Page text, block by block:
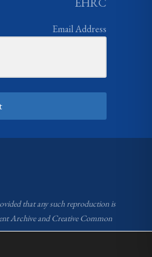
Email Address
that any such reproduction is
Archive and Creative Common